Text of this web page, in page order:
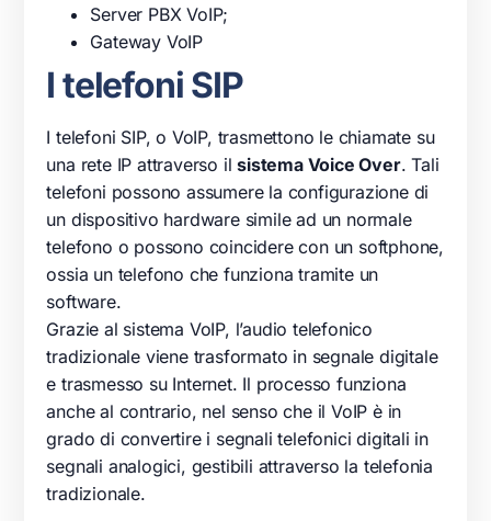
Server PBX VoIP;
Gateway VoIP
I telefoni SIP
I telefoni SIP, o VoIP, trasmettono le chiamate su
una rete IP attraverso ilsistema Voice Over. Tali
telefoni possono assumere la configurazione di
un dispositivo hardware simile ad un normale
telefono o possono coincidere con un softphone,
ossia un telefono che funziona tramite un
software.
Grazie al sistema VoIP, l’audio telefonico
tradizionale viene trasformato in segnale digitale
e trasmesso su Internet. Il processo funziona
anche al contrario, nel senso che il VoIP è in
grado di convertire i segnalitelefonici digitali in
segnali analogici, gestibili attraverso la telefonia
tradizionale.